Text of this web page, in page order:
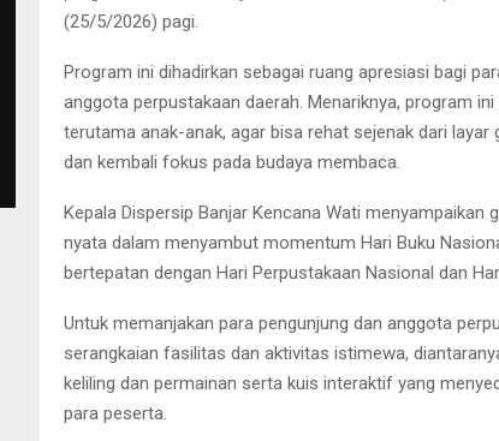
(25/5/2026) pagi.
Program ini dihadirkan sebagai ruang apresiasi bagi
anggota perpustakaan daerah. Menariknya, program
terutama anak-anak, agar bisa rehat sejenak dari
dan kembali fokus pada budaya membaca.
Kepala Dispersip Banjar Kencana Wati menyampaikan
nyata dalam menyambut momentum Hari Buku
bertepatan dengan Hari Perpustakaan Nasional dan
Untuk memanjakan para pengunjung dan anggota
serangkaian fasilitas dan aktivitas istimewa,
keliling dan permainan serta kuis interaktif yang
para peserta.